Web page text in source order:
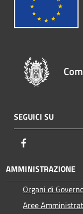
SEGUICI SU
AMMINISTRAZIONE
Organi di
Aree